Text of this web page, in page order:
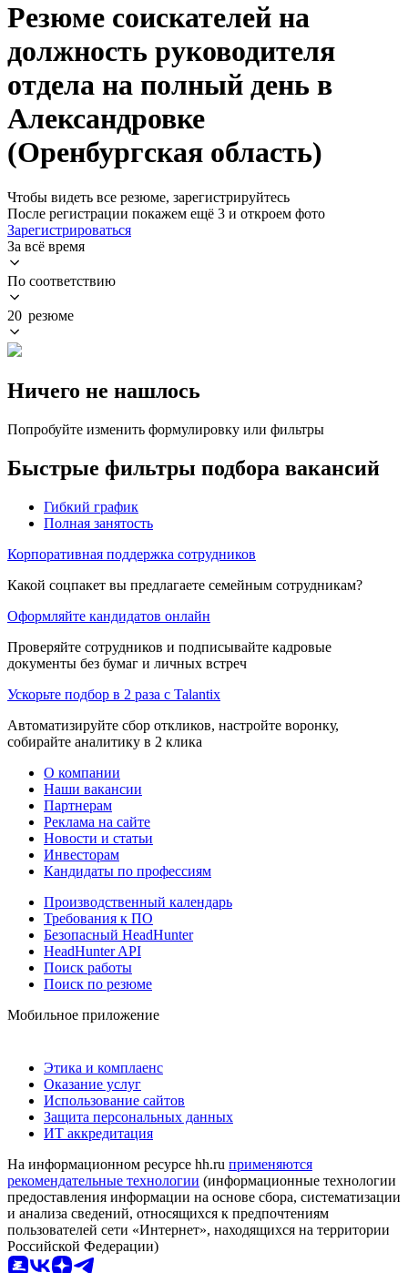
Резюме соискателей на
должность руководителя
отдела на полный день в
Александровке
(Оренбургская область)
Чтобы видеть все резюме, зарегистрируйтесь
После регистрации покажем ещё 3 и откроем фото
Зарегистрироваться
За всё время
По соответствию
20 резюме
Ничего не нашлось
Попробуйте изменить формулировку или фильтры
Быстрые фильтры подбора вакансий
Гибкий график
Полная занятость
Корпоративная поддержка сотрудников
Какой соцпакет вы предлагаете семейным сотрудникам?
Оформляйте кандидатов онлайн
Проверяйте сотрудников и подписывайте кадровые
документы без бумаг и личных встреч
Ускорьте подбор в 2 раза с Talantix
Автоматизируйте сбор откликов, настройте воронку,
собирайте аналитику в 2 клика
О компании
Наши вакансии
Партнерам
Реклама на сайте
Новости и статьи
Инвесторам
Кандидаты по профессиям
Производственный календарь
Требования к ПО
Безопасный HeadHunter
HeadHunter API
Поиск работы
Поиск по резюме
Мобильное приложение
Этика и комплаенс
Оказание услуг
Использование сайтов
Защита персональных данных
ИТ аккредитация
На информационном ресурсе hh.ru применяются
рекомендательные технологии (информационные технологии
предоставления информации на основе сбора, систематизации
и анализа сведений, относящихся к предпочтениям
пользователей сети «Интернет», находящихся на территории
Российской Федерации)